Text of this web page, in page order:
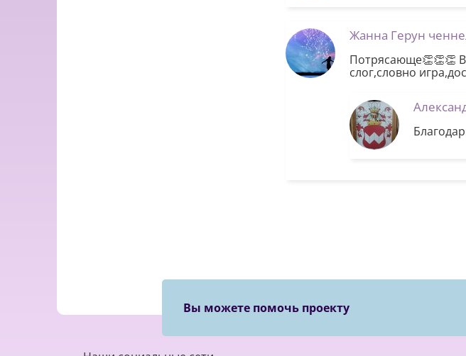
Жанна Герун
Потрясающе👏👏👏
слог,словно
Вы можете помочь проекту